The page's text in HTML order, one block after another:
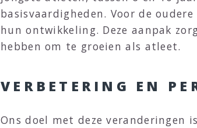
basisvaardigheden. Voor de
hun ontwikkeling. Deze aanpak
hebben om te groeien als atleet.
VERBETERING EN
Ons doel met deze